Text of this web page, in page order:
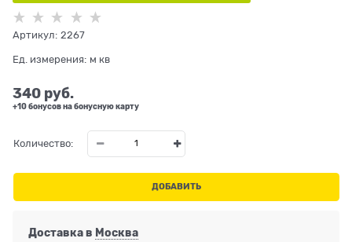
Артикул: 2267
Ед. измерения: м кв
340 руб.
+10 бонусов на бонусную карту
Количество:
ДОБАВИТЬ
Доставка в Москва